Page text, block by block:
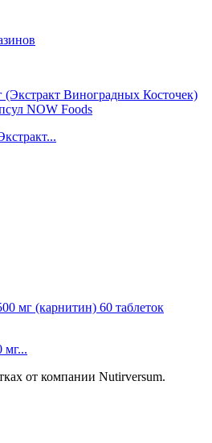
от компании Nutirversum.